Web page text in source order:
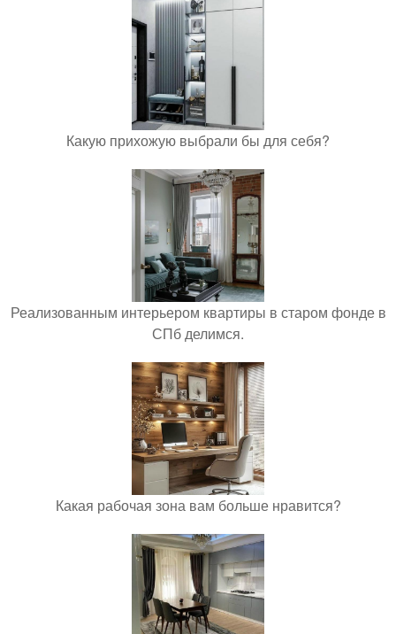
Какую прихожую выбрали бы для себя?
Реализованным интерьером квартиры в старом фонде в
СПб делимся.
Какая рабочая зона вам больше нравится?